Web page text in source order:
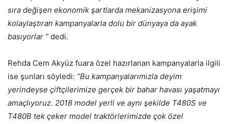
sıra değişen ekonomik şartlarda mekanizasyona erişimi
kolaylaştıran kampanyalarla dolu bir dünyaya da ayak
basıyorlar ” dedi.
Rehda Cem Akyüz fuara özel hazırlanan kampanyalarla ilgili
ise şunları söyledi: “Bu kampanyalarımızla deyim
yerindeyse çiftçilerimize gerçek bir bahar havası yaşatmayı
amaçlıyoruz. 2018 model yerli ve aynı şekilde T480S ve
T480B tek çeker model traktörlerimizde çok özel